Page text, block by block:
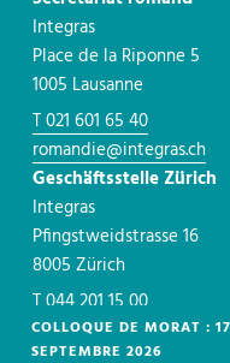
COLLOQUE DE MORAT :
SEPTEMBRE 2026
Integras
Place de la Riponne 5
1005 Lausanne
T 021 601 65 40
romandie@integras.ch
Geschäftsstelle Zürich
Integras
Pfingstweidstrasse 16
8005 Zürich
T 044 201 15 00
integras@integras.ch